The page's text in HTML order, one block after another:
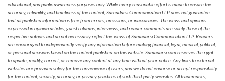
educational, and public awareness purposes only. While every reasonable effort is made to ensure the
accuracy, reliability, and timeliness of the content, Samadarsi Communication LLP does not guarantee
that all published information is free from errors, omissions, or inaccuracies. The views and opinions
expressed in opinion articles, guest columns, interviews, and reader comments are solely those of the
respective authors and do not necessarily reflect the views of Samadarsi Communication LLP. Readers
are encouraged to independently verify any information before making financial, legal, medical, political,
or personal decisions based on the content published on this website. Samadarsi.com reserves the right
to update, modify, correct, or remove any content at any time without prior notice. Any links to external
websites are provided solely for the convenience of users, and we do not endorse or accept responsibility
for the content, security, accuracy, or privacy practices of such third-party websites. All trademarks,